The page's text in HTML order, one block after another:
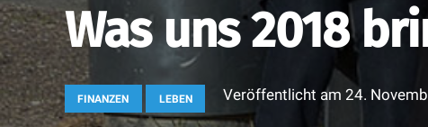
Was uns 2018
FINANZEN LEBEN Veröffentlicht am24.